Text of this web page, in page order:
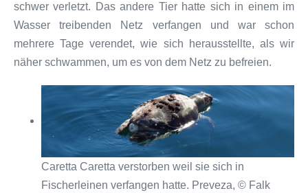
schwer verletzt. Das andere Tier hatte sich in einem im
Wasser treibenden Netz verfangen und war schon
mehrere Tage verendet, wie sich herausstellte, als wir
näher schwammen, um es von dem Netz zu befreien.
Caretta Caretta verstorben weil sie sich in
Fischerleinen verfangen hatte. Preveza, © Falk